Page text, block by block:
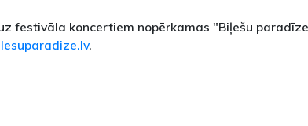
festivāla koncertiem nopērkamas "Biļešu
.